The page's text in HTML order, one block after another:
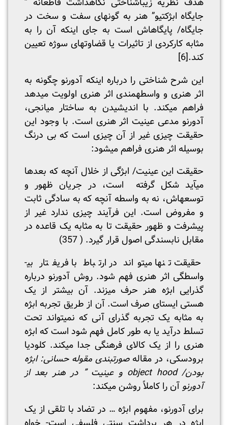
هدف نظریه زیباشناختی نگاه­داشت قاطعانه ”
جایگاه ابژکتیو” هنر به گونه­ای سفت و سخت در
جایگاه/ پایگاه­اش است به جای اینکه آن را به
مثابه کارکردی از تاثیرات یا قضاوت­های سوژه تعیین
کند.[6]
این شرح شناختی را درباره اینکه آدورنو چگونه به
اثر هنری و واسطه­مندی اثر هنری اولویت می­دهد
فراهم می­کند. با اندیشیدن به ساختار میانجی،
آدورنو مدعی عینیت­ اثر هنری است. با وجود این
حقیقت چیزی غیر از آن چیزی است که بی درنگ
بوسیله اثر هنری فراهم می­شود:
حقیقت این عینیت­/ ابژگی از خلال آنچه که بعدها
می­آید شکل گرفته است، در جریان ظهور و
توسعه­اش، نه به واسطه آنچه که به سادگی ثابت
و مفروض است. این فرآیند چیزی ندارد غیر از
پیش­رفت و ظهور حقیقت تا به مثابه یک قاعده در
مقابل نابسندگی اصول قرار گیرد. ( 357)
حقیقت تنها می­تواند در ارتباط با فریفتار بی­
واسطگی اثر هنری فهم شود. روش آدورنو درباره
گذرایی ابژه هنر حرف می­زند. آن بیشتر از یک
هستی ایستای صرف است. آن از طریق تجربه ابژه
به مثابه یک تجربه گذرای آنی که نمی­تواند تحت
تسلط درآید یا به طور کامل فهم شود است که ابژه
هنری را از یک کالای فرهنگی جدا می­کند. کلودیا
برودسکی، در مقالهصورت­بندی مقوله حسانی: ابژه
بودن/object hood و عینیت ” در هنر بعد از
آدورنوآن را کاملاً روشن می­کند:
برای آدورنو، مفهوم ابژه … در تضاد با تلقی از یک